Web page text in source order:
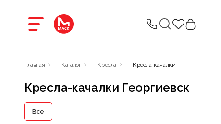
Главная Каталог Кресла Кресла-качалки
Кресла-качалки Георгиевск
Все